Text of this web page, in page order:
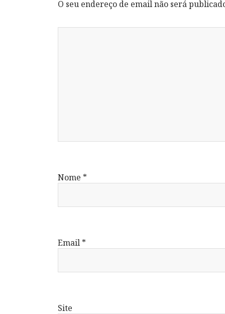
O seu endereço de email não será
Nome *
Email *
Site